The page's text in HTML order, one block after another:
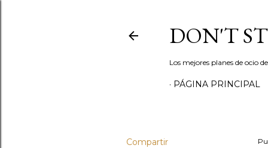
DON'T
Los mejores planes de ocio
PÁGINA PRINCIPAL
Compartir